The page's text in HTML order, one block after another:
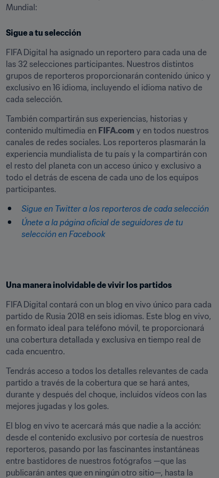
Mundial:
Sigue a tu selección
FIFA Digital ha asignado un reportero para cada una de
las 32 selecciones participantes. Nuestros distintos
grupos de reporteros proporcionarán contenido único y
exclusivo en 16 idioma, incluyendo el idioma nativo de
cada selección.
También compartirán sus experiencias, historias y
contenido multimedia en FIFA.com y en todos nuestros
canales de redes sociales. Los reporteros plasmarán la
experiencia mundialista de tu país y la compartirán con
el resto del planeta con un acceso único y exclusivo a
todo el detrás de escena de cada uno de los equipos
participantes.
Sigue en Twitter a los reporteros de cada selección
Únete a la página oficial de seguidores de tu
selección en Facebook
Una manera inolvidable de vivir los partidos
FIFA Digital contará con un blog en vivo único para cada
partido de Rusia 2018 en seis idiomas. Este blog en vivo,
en formato ideal para teléfono móvil, te proporcionará
una cobertura detallada y exclusiva en tiempo real de
cada encuentro.
Tendrás acceso a todos los detalles relevantes de cada
partido a través de la cobertura que se hará antes,
durante y después del choque, incluidos vídeos con las
mejores jugadas y los goles.
El blog en vivo te acercará más que nadie a la acción:
desde el contenido exclusivo por cortesía de nuestros
reporteros, pasando por las fascinantes instantáneas
entre bastidores de nuestros fotógrafos —que las
publicarán antes que en ningún otro sitio—, hasta la